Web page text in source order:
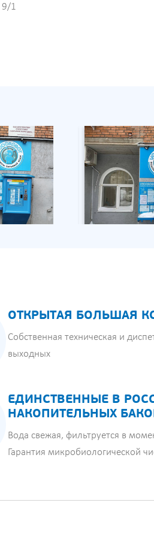
9/1
ОТКРЫТАЯ БОЛЬШАЯ
Собственная техническая и
выходных
ЕДИНСТВЕННЫЕ В
НАКОПИТЕЛЬНЫХ
Вода свежая, фильтруется в
Гарантия микробиологической